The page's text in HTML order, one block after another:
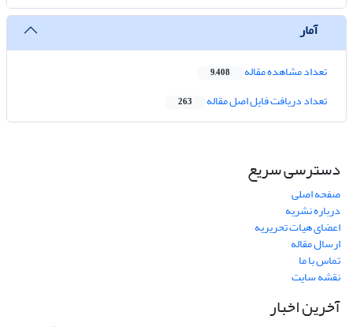
آمار
تعداد مشاهده مقاله 9,408
تعداد دریافت فایل اصل مقاله 263
دسترسی سریع
صفحه اصلی
درباره نشریه
اعضای هیات تحریریه
ارسال مقاله
تماس با ما
نقشه سایت
آخرین اخبار